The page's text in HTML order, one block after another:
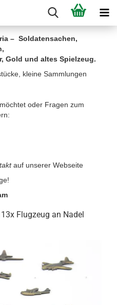
– Soldatensachen,
Gold und altes Spielzeug.
kleine Sammlungen
oder Fragen zum
auf unserer Webseite
Flugzeug an Nadel